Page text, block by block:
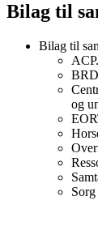
Bilag til
Bilag til
og